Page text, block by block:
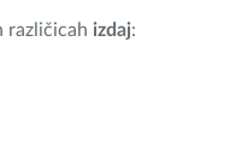
različicah izdaj: